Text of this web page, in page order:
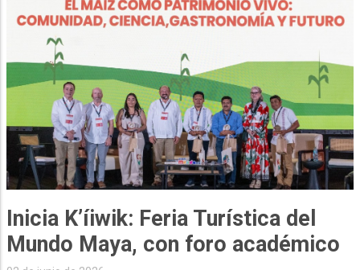
Inicia K’íiwik: Feria Turística del
Mundo Maya, con foro académico